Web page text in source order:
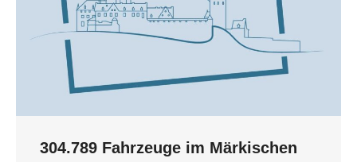
304.789 Fahrzeuge im Märkischen